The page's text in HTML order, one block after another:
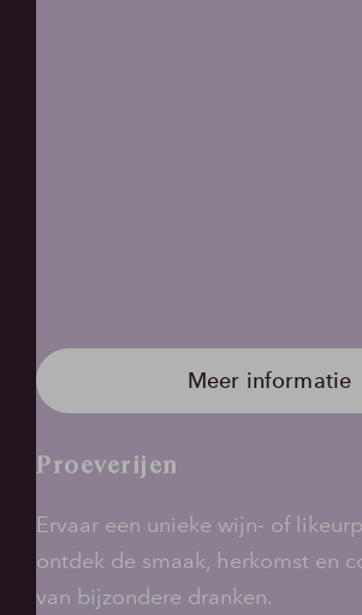
Meer informatie
Proeverijen
Ervaar een unieke wijn- of
ontdek de smaak, herkomst en
van bijzondere dranken.